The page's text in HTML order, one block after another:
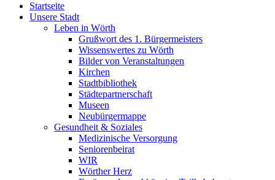
Startseite
Unsere Stadt
Leben in Wörth
Grußwort des 1. Bürgermeisters
Wissenswertes zu Wörth
Bilder von Veranstaltungen
Kirchen
Stadtbibliothek
Städtepartnerschaft
Museen
Neubürgermappe
Gesundheit & Soziales
Medizinische Versorgung
Seniorenbeirat
WIR
Wörther Herz